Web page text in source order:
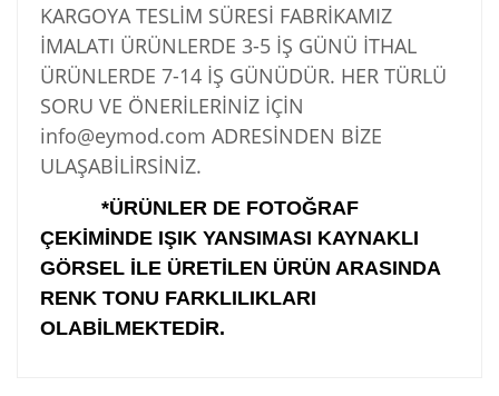
KARGOYA TESLİM SÜRESİ FABRİKAMIZ
İMALATI ÜRÜNLERDE 3-5 İŞ GÜNÜ İTHAL
ÜRÜNLERDE 7-14 İŞ GÜNÜDÜR. HER TÜRLÜ
SORU VE ÖNERİLERİNİZ İÇİN
info@eymod.com ADRESİNDEN BİZE
ULAŞABİLİRSİNİZ.
*ÜRÜNLER DE FOTOĞRAF
ÇEKİMİNDE IŞIK YANSIMASI KAYNAKLI
GÖRSEL İLE ÜRETİLEN ÜRÜN ARASINDA
RENK TONU FARKLILIKLARI
OLABİLMEKTEDİR.